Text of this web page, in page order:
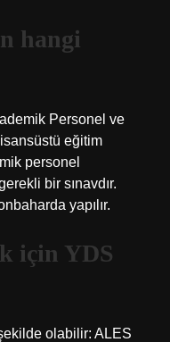
hangi
Personel ve
eğitim
personel
bir sınavdır.
yapılır.
için YDS
olabilir: ALES